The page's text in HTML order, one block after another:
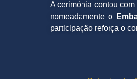
A cerimónia contou
nomeadamente o
participação reforça o